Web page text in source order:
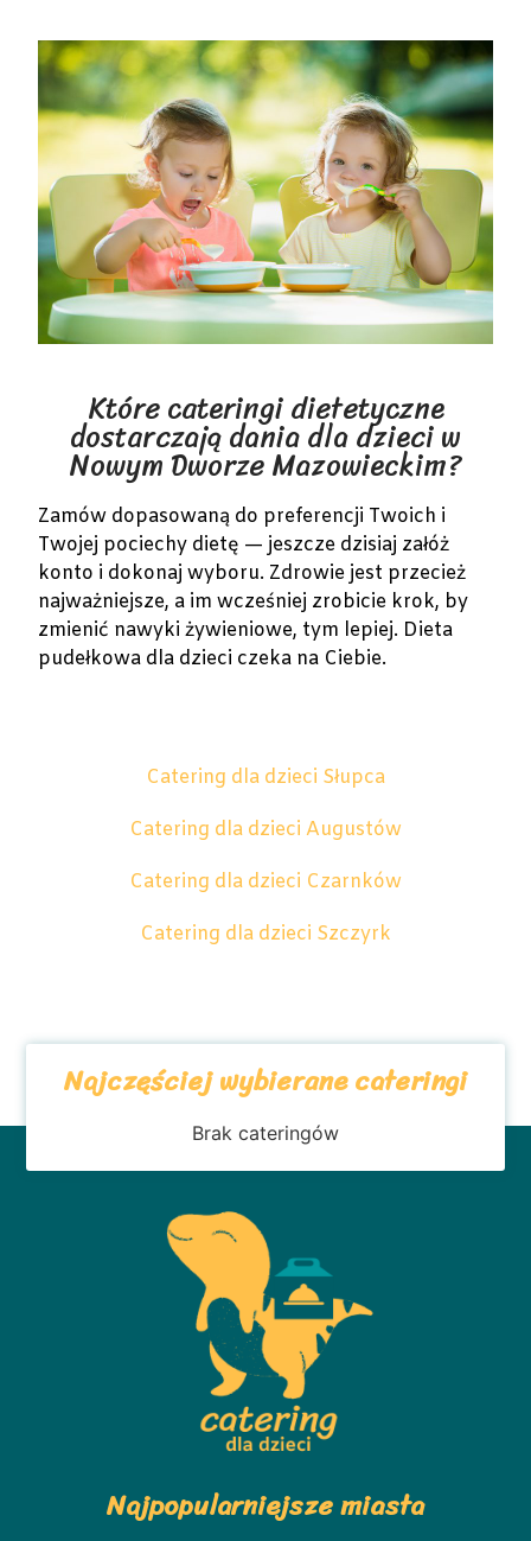
Które cateringi dietetyczne
dostarczają dania dla dzieci w
Nowym Dworze Mazowieckim?
Zamów dopasowaną do preferencji Twoich i
Twojej pociechy dietę — jeszcze dzisiaj załóż
konto i dokonaj wyboru. Zdrowie jest przecież
najważniejsze, a im wcześniej zrobicie krok, by
zmienić nawyki żywieniowe, tym lepiej. Dieta
pudełkowa dla dzieci czeka na Ciebie.
Catering dla dzieci Słupca
Catering dla dzieci Augustów
Catering dla dzieci Czarnków
Catering dla dzieci Szczyrk
Najczęściej wybierane cateringi
Brak cateringów
Najpopularniejsze miasta